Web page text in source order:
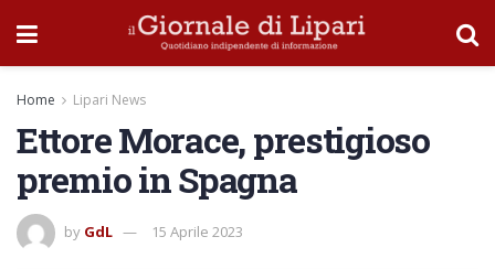
Home Lipari News
Ettore Morace, prestigioso
premio in Spagna
by GdL 15 Aprile 2023